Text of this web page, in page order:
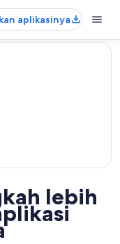
aplikasinya
lebih